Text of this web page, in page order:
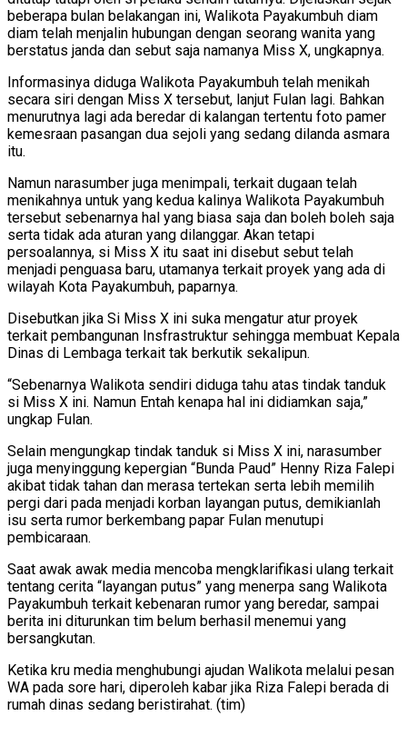
beberapa bulan belakangan ini, Walikota Payakumbuh diam
diam telah menjalin hubungan dengan seorang wanita yang
berstatus janda dan sebut saja namanya Miss X, ungkapnya.
Informasinya diduga Walikota Payakumbuh telah menikah
secara siri dengan Miss X tersebut, lanjut Fulan lagi. Bahkan
menurutnya lagi ada beredar di kalangan tertentu foto pamer
kemesraan pasangan dua sejoli yang sedang dilanda asmara
itu.
Namun narasumber juga menimpali, terkait dugaan telah
menikahnya untuk yang kedua kalinya Walikota Payakumbuh
tersebut sebenarnya hal yang biasa saja dan boleh boleh saja
serta tidak ada aturan yang dilanggar. Akan tetapi
persoalannya, si Miss X itu saat ini disebut sebut telah
menjadi penguasa baru, utamanya terkait proyek yang ada di
wilayah Kota Payakumbuh, paparnya.
Disebutkan jika Si Miss X ini suka mengatur atur proyek
terkait pembangunan Insfrastruktur sehingga membuat Kepala
Dinas di Lembaga terkait tak berkutik sekalipun.
“Sebenarnya Walikota sendiri diduga tahu atas tindak tanduk
si Miss X ini. Namun Entah kenapa hal ini didiamkan saja,”
ungkap Fulan.
Selain mengungkap tindak tanduk si Miss X ini, narasumber
juga menyinggung kepergian “Bunda Paud” Henny Riza Falepi
akibat tidak tahan dan merasa tertekan serta lebih memilih
pergi dari pada menjadi korban layangan putus, demikianlah
isu serta rumor berkembang papar Fulan menutupi
pembicaraan.
Saat awak awak media mencoba mengklarifikasi ulang terkait
tentang cerita “layangan putus” yang menerpa sang Walikota
Payakumbuh terkait kebenaran rumor yang beredar, sampai
berita ini diturunkan tim belum berhasil menemui yang
bersangkutan.
Ketika kru media menghubungi ajudan Walikota melalui pesan
WA pada sore hari, diperoleh kabar jika Riza Falepi berada di
rumah dinas sedang beristirahat. (tim)